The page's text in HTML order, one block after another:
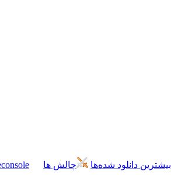
بیشترین دانلود شده‌ها چالش ها